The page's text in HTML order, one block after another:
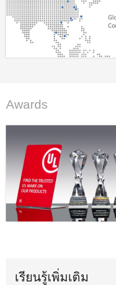
Awards
เรียนรู้เพิ่มเติม